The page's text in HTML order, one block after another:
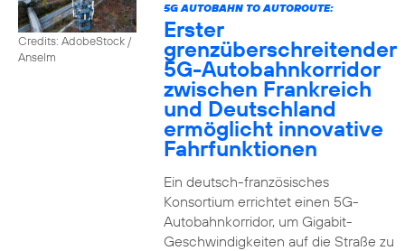
Credits: AdobeStock /
Anselm
5G AUTOBAHN TO AUTOROUTE:
Erster
grenzüberschreitender
5G-Autobahnkorridor
zwischen Frankreich
und Deutschland
ermöglicht innovative
Fahrfunktionen
Ein deutsch-französisches
Konsortium errichtet einen 5G-
Autobahnkorridor, um Gigabit-
Geschwindigkeiten auf die Straße zu